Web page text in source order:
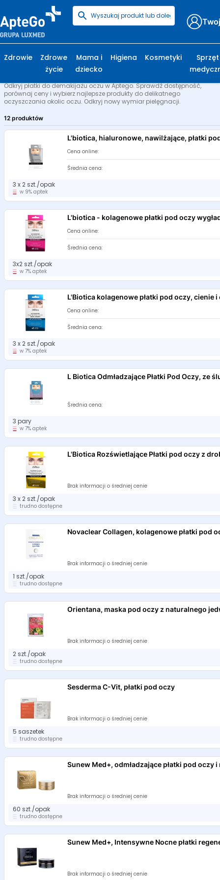
Strona główna
Platki do demakijażu Oczu
Odkryj płatki do demakijażu oczu w Aptego. Sprawdź dostępność,
porównaj ceny i wybierz najlepsze produkty do delikatnego
oczyszczania okolic oczu. Odkryj nowy wymiar pielęgnacji.
12 produktów
L'biotica, hialuronowe, nawilżające, płatki
Cena online:
Średnia cena:
3 x 2 szt./opak
w 9% aptek
L'biotica - kolagenowe płatki pod oczy
Cena online:
Średnia cena:
3x2 szt./opak
w 7% aptek
L'Biotica kolagenowe płatki pod oczy, cienie
Cena online:
Średnia cena:
3 x 2 szt./opak
w 7% aptek
L Biotica Odmładzające Płatki Pod Oczy, ze
Średnia cena:
3 pary
w 7% aptek
L'Biotica Rozświetlające Płatki pod oczy z
Brak informacji o średniej cenie
3 x 2 szt./opak
trudno dostępne
Novaclear Collagen, kolagenowe płatki pod
Brak informacji o średniej cenie
1 szt./opak
trudno dostępne
Orientana, maska pod oczy z naturalnego
Brak informacji o średniej cenie
2 szt./opak
trudno dostępne
Sesderma C-Vit, płatki pod oczy
Brak informacji o średniej cenie
5 saszetek
trudno dostępne
Sunew Med+, odmładzające płatki pod oczy
Brak informacji o średniej cenie
60 szt./opak
trudno dostępne
Sunew Med+, Intensywne Nocne płatki
Brak informacji o średniej cenie
Zdrowie
Zdrowe
życie
Mama i
dziecko
Higiena Kosmetyki
Sprzęt